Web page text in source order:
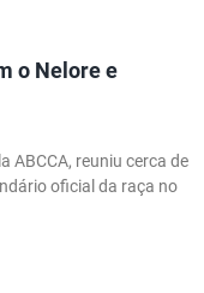
o Nelore e
ABCCA, reuniu cerca de
oficial da raça no